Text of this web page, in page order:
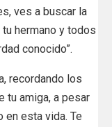
ves a buscar la
hermano y todos
conocido”.
recordando los
tu amiga, a pesar
en esta vida. Te